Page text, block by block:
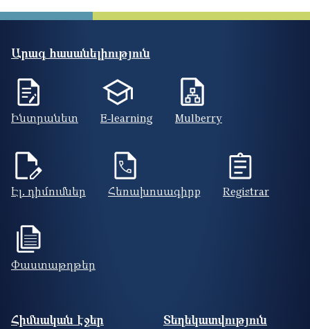
Արագ հասանելիություն
Ինտրանետ E-learning Mulberry
Էլ. դիմումներ Հեռախոսագիրք Registrar
Փաստաթղթեր
Footer site information
Հիմնական էջեր Տեղեկատվություն